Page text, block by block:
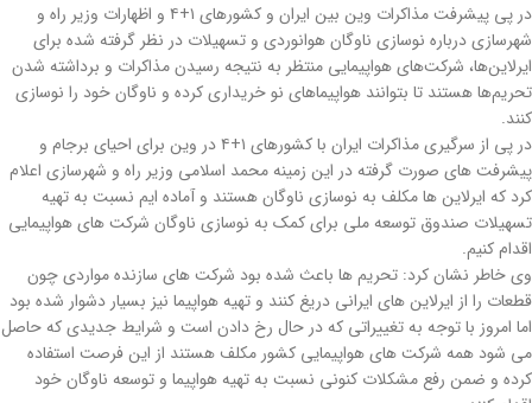
در پی پیشرفت مذاکرات وین بین ایران و کشورهای ۱+۴ و اظهارات وزیر راه و
شهرسازی درباره نوسازی ناوگان هوانوردی و تسهیلات در نظر گرفته شده برای
ایرلاین‌ها، شرکت‌های هواپیمایی منتظر به نتیجه رسیدن مذاکرات و برداشته شدن
تحریم‌ها هستند تا بتوانند هواپیماهای نو خریداری کرده و ناوگان خود را نوسازی
کنند.
در پی از سرگیری مذاکرات ایران با کشورهای ۱+۴ در وین برای احیای برجام و
پیشرفت های صورت گرفته در این زمینه محمد اسلامی وزیر راه و شهرسازی اعلام
کرد که ایرلاین ها مکلف به نوسازی ناوگان هستند و آماده ایم نسبت به تهیه
تسهیلات صندوق توسعه ملی برای کمک به نوسازی ناوگان شرکت های هواپیمایی
اقدام کنیم.
وی خاطر نشان کرد: تحریم ها باعث شده بود شرکت های سازنده مواردی چون
قطعات را از ایرلاین های ایرانی دریغ کنند و تهیه هواپیما نیز بسیار دشوار شده بود
اما امروز با توجه به تغییراتی که در حال رخ دادن است و شرایط جدیدی که حاصل
می شود همه شرکت های هواپیمایی کشور مکلف هستند از این فرصت استفاده
کرده و ضمن رفع مشکلات کنونی نسبت به تهیه هواپیما و توسعه ناوگان خود